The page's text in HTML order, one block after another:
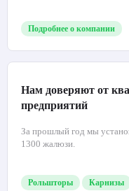
Подробнее о компании
Нам доверяют от
предприятий
За прошлый год мы
1300 жалюзи.
Рольшторы Карнизы